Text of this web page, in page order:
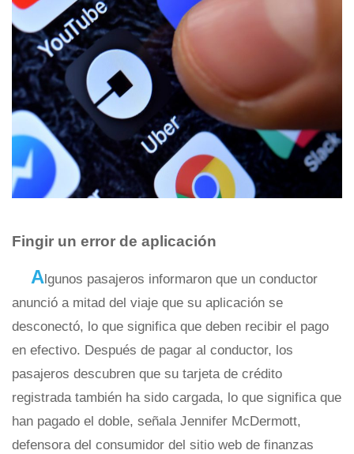
Fingir un error de aplicación
A lgunos pasajeros informaron que un conductor
anunció a mitad del viaje que su aplicación se
desconectó, lo que significa que deben recibir el pago
en efectivo. Después de pagar al conductor, los
pasajeros descubren que su tarjeta de crédito
registrada también ha sido cargada, lo que significa que
han pagado el doble, señala Jennifer McDermott,
defensora del consumidor del sitio web de finanzas